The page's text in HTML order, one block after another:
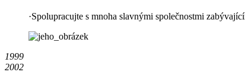
·Spolupracujte s mnoha slavnými společnostmi
1999
2002